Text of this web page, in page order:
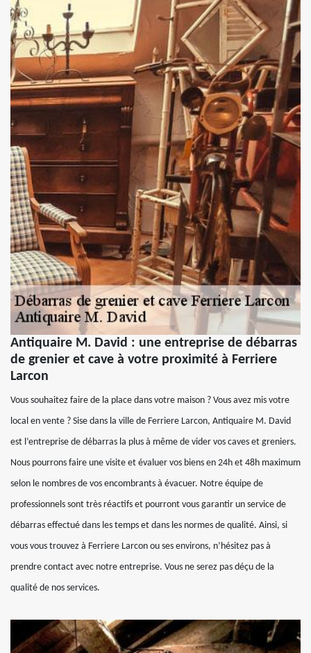
Antiquaire M. David : une entreprise de débarras
de grenier et cave à votre proximité à Ferriere
Larcon
Vous souhaitez faire de la place dans votre maison ? Vous avez mis votre
local en vente ? Sise dans la ville de Ferriere Larcon, Antiquaire M. David
est l’entreprise de débarras la plus à même de vider vos caves et greniers.
Nous pourrons faire une visite et évaluer vos biens en 24h et 48h maximum
selon le nombres de vos encombrants à évacuer. Notre équipe de
professionnels sont très réactifs et pourront vous garantir un service de
débarras effectué dans les temps et dans les normes de qualité. Ainsi, si
vous vous trouvez à Ferriere Larcon ou ses environs, n’hésitez pas à
prendre contact avec notre entreprise. Vous ne serez pas déçu de la
qualité de nos services.